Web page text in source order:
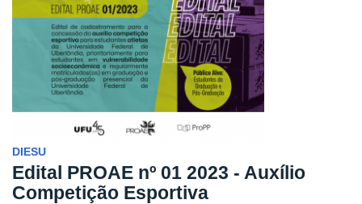
DIESU
Edital PROAE nº 01 2023 - Auxílio
Competição Esportiva